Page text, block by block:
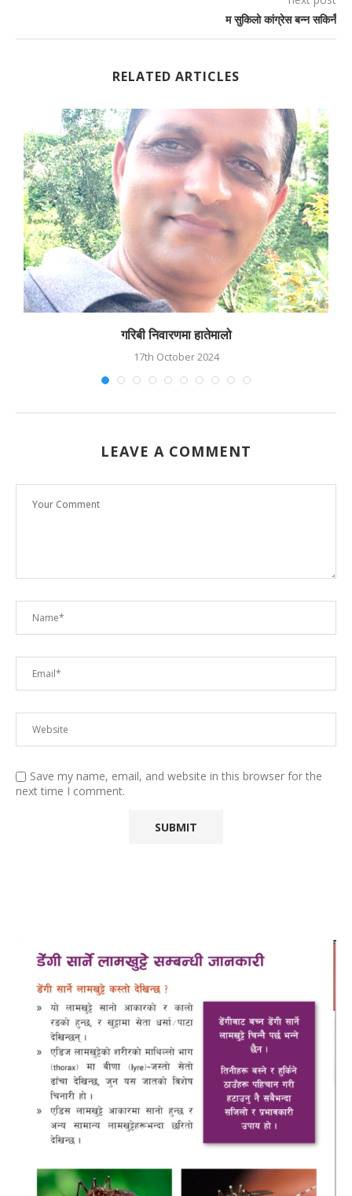
म सुकिलो कांग्रेस बन्न सकिनँ
RELATED ARTICLES
गरिबी निवारणमा हातेमालो
17th October 2024
LEAVE A COMMENT
Save my name, email, and website in this browser for the
next time I comment.